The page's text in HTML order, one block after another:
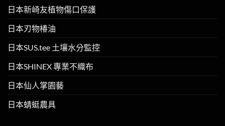
日本新崎友植物傷口保護
日本刃物椿油
日本SUS.tee 土壤水分監控
日本SHINEX 專業不織布
日本仙人掌園藝
日本蜻蜓農具